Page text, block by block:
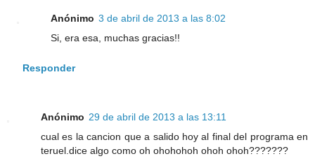
Anónimo 3 de abril de 2013 a las 8:02
Si, era esa, muchas gracias!!
Responder
Anónimo 29 de abril de 2013 a las 13:11
cual es la cancion que a salido hoy al final del programa en
teruel.dice algo como oh ohohohoh ohoh ohoh???????